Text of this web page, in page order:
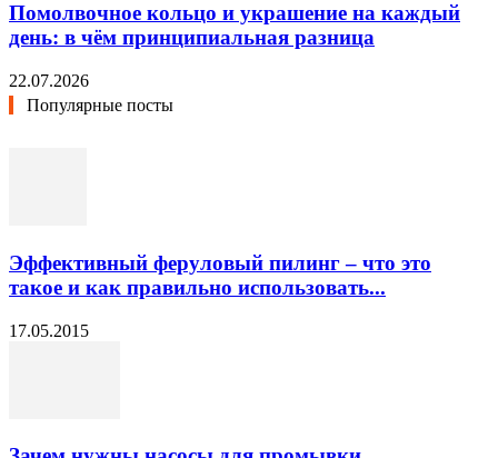
Помолвочное кольцо и украшение на каждый
день: в чём принципиальная разница
22.07.2026
Популярные посты
Эффективный феруловый пилинг – что это
такое и как правильно использовать...
17.05.2015